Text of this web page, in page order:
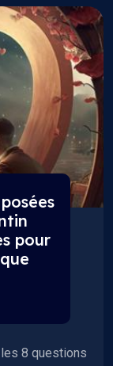
pour
8 questions